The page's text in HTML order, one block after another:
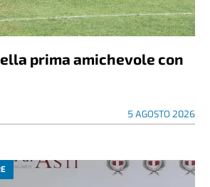
prima amichevole con
5 AGOSTO 2026